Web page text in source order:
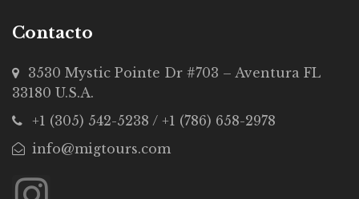
Contacto
3530 Mystic Pointe Dr #703 – Aventura FL
33180 U.S.A.
+1 (305) 542-5238 / +1 (786) 658-2978
info@migtours.com